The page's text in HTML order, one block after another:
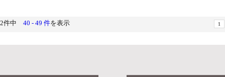
件中 40 - 49 件を表示 1